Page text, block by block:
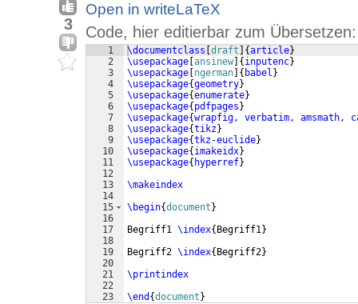
3
Open in writeLaTeX
Code, hier editierbar zum Übersetzen:
1
2
3
4
5
6
7
8
9
10
11
12
13
14
15
16
17
18
19
20
21
22
23
\documentclass draft {article}
\usepackage ansinew { inputenc}
\usepackage ngerman { babel }
\usepackage{geometry}
\usepackage{enumerate}
\usepackage{ pdfpages }
\usepackage{wrapfig, verbatim, amsmath,
\usepackage{tikz}
\usepackage{tkz-euclide}
\usepackage{ imakeidx}
\usepackage{ hyperref}
\makeindex
\begin{document }
Begriff1 \index{ Begriff1}
Begriff2 \index{ Begriff2}
\printindex
\end {document }